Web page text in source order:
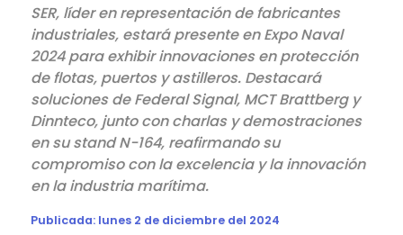
SER, líder en representación de fabricantes
industriales, estará presente en Expo Naval
2024 para exhibir innovaciones en protección
de flotas, puertos y astilleros. Destacará
soluciones de Federal Signal, MCT Brattberg y
Dinnteco, junto con charlas y demostraciones
en su stand N-164, reafirmando su
compromiso con la excelencia y la innovación
en la industria marítima.
Publicada: lunes 2 de diciembre del 2024